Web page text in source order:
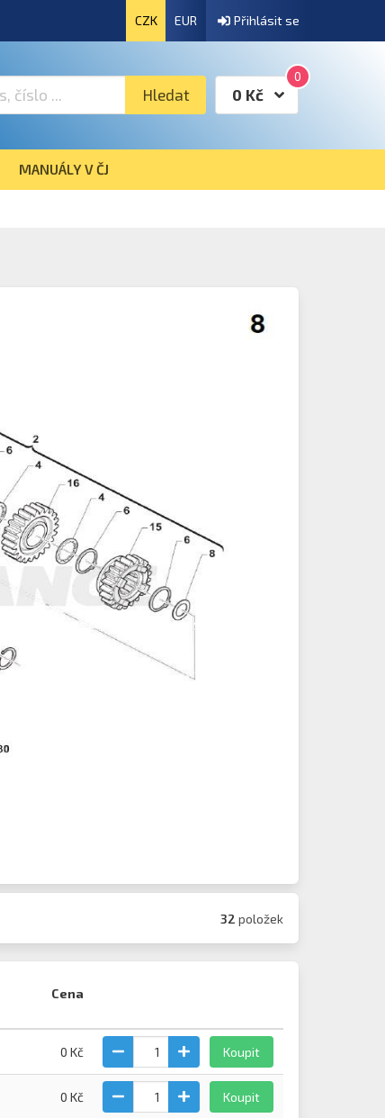
CZK EUR Přihlásit se
Hledat
0
0 Kč
MANUÁLY V ČJ
32 položek
Cena
0 Kč Koupit
0 Kč Koupit